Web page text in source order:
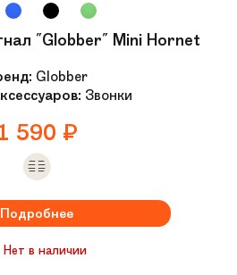
"Globber" Mini Hornet
Globber
Звонки
590 ₽
Подробнее
Нет в наличии